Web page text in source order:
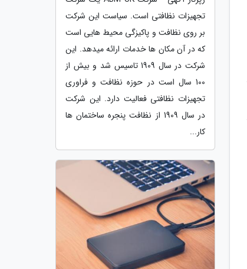
تجهیزات نظافتی است. سیاست این شرکت
بر روی نظافت و پاکیزگی محیط هایی است
که در آن مکان ها خدمات ارائه میدهد. این
شرکت در سال 1909 تاسیس شد و بیش از
100 سال است در حوزه نظافت و فراوری
تجهیزات نظافتی فعالیت دارد. این شرکت
در سال 1909 از نظافت پنجره ساختمان ها
کار...